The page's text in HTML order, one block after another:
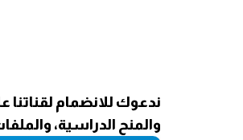
ندعوك للانضمام لقناتنا
والمنح الدراسية،